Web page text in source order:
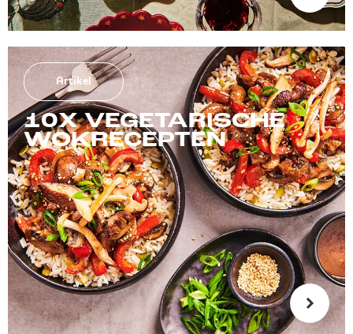
Artikel
10X VEGETARISCHE
WOKRECEPTEN